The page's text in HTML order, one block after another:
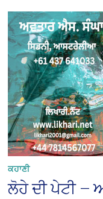
ਕਹਾਣੀ
ਲੋਹੇ ਦੀ ਪੇਟੀ —